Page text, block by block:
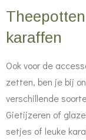
karaffen
Ook voor de
zetten, ben je bij
verschillende
Gietijzeren of
setjes of leuke